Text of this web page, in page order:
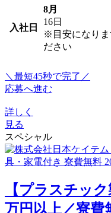
入社日
8月
16日
※目安になりま
ださい
＼最短45秒で完了／
応募へ進む
詳しく
見る
スペシャル
【プラスチッ
万円以上／寮費